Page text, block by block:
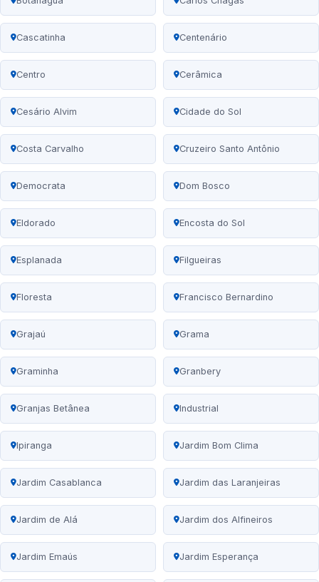
Cascatinha Centenário
Centro Cerâmica
Cesário Alvim Cidade do Sol
Costa Carvalho Cruzeiro Santo Antônio
Democrata Dom Bosco
Eldorado Encosta do Sol
Esplanada Filgueiras
Floresta Francisco Bernardino
Grajaú Grama
Graminha Granbery
Granjas Betânea Industrial
Ipiranga Jardim Bom Clima
Jardim Casablanca Jardim das Laranjeiras
Jardim de Alá Jardim dos Alfineiros
Jardim Emaús Jardim Esperança